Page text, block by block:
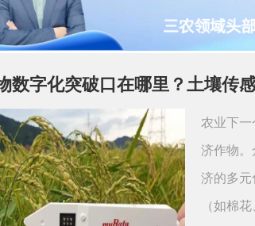
数字化突破口在哪里？土壤传
农业下一
济作物。
济的多元
（如棉